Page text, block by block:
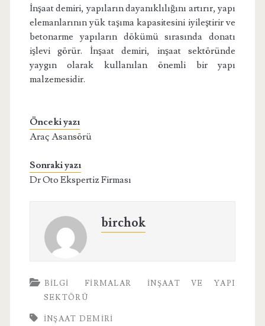
İnşaat demiri, yapıların dayanıklılığını artırır, yapı
elemanlarının yük taşıma kapasitesini iyileştirir ve
betonarme yapıların dökümü sırasında donatı
işlevi görür. İnşaat demiri, inşaat sektöründe
yaygın olarak kullanılan önemli bir yapı
malzemesidir.
Önceki yazı
Araç Asansörü
Sonraki yazı
Dr Oto Ekspertiz Firması
birchok
BILGI FIRMALAR
İNŞAAT VE YAPI
SEKTÖRÜ
İNŞAAT DEMIRI